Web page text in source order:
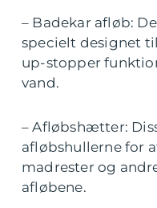
– Badekar afløb:
specielt designet
up-stopper
vand.
– Afløbshætter:
afløbshullerne for
madrester og
afløbene.